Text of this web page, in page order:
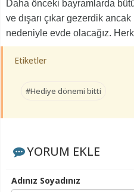
Daha önceki bayramlarda
ve dışarı çıkar gezerdik
nedeniyle evde olacağız.
Etiketler
#Hediye dönemi bitti
YORUM EKLE
Adınız Soyadınız